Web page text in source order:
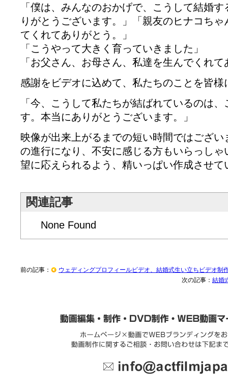
「僕は、みんなのおかげで、こうして結婚
りがとうございます。」「親友のヒナコち
てくれてありがとう。」
「こうやって大きく育っていきました」
「お父さん、お母さん、私達を生んでくれ
感謝をビデオに込めて、私たちのことを皆
「今、こうして私たちが結ばれているのは
す。本当にありがとうございます。」
映像が出来上がるまでの短い時間ではござ
の進行になり、不安に感じる方もいらっし
望に応えられるよう、精いっぱい作成させて
関連記事
None Found
前の記事：
ウェディングプロフィールビデオ、結婚式生い立ちビデオ制
次の記事： 結婚